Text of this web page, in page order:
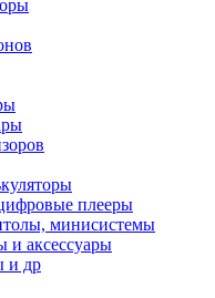
плееры
минисистемы
и аксессуары
и др